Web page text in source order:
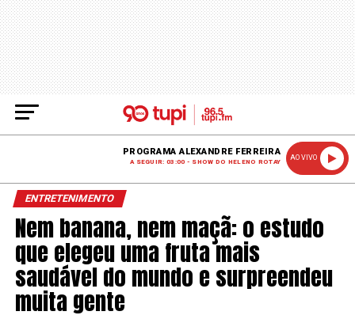
PROGRAMA ALEXANDRE FERREIRA
A SEGUIR: 03:00 - SHOW DO HELENO ROTAY
AO VIVO
ENTRETENIMENTO
Nem banana, nem maçã: o estudo
que elegeu uma fruta mais
saudável do mundo e surpreendeu
muita gente